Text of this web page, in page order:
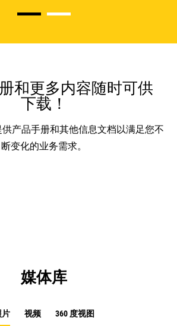
和更多内容随时可供
下载！
产品手册和其他信息文档以满足您不
断变化的业务需求。
媒体库
片 视频 360 度视图